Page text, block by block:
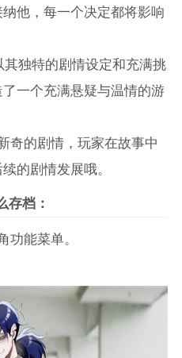
他，每一个决定都将影响
独特的剧情设定和充满挑
一个充满悬疑与温情的游
奇的剧情，玩家在故事中
的剧情发展哦。
存档：
能菜单。